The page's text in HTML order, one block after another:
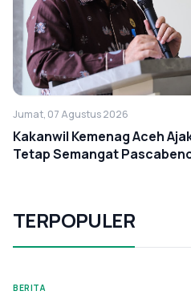
Jumat, 07 Agustus 2026
Kakanwil Kemenag Aceh
Tetap Semangat
TERPOPULER
BERITA